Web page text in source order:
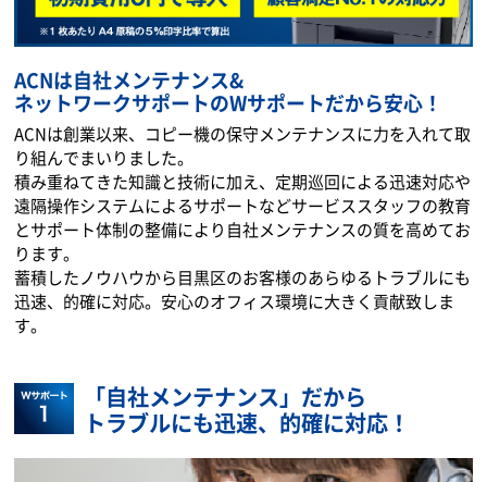
ACNは自社メンテナンス&
ネットワークサポートのWサポートだから安心！
ACNは創業以来、コピー機の保守メンテナンスに力を入れて取
り組んでまいりました。
積み重ねてきた知識と技術に加え、定期巡回による迅速対応や
遠隔操作システムによるサポートなどサービススタッフの教育
とサポート体制の整備により自社メンテナンスの質を高めてお
ります。
蓄積したノウハウから目黒区のお客様のあらゆるトラブルにも
迅速、的確に対応。安心のオフィス環境に大きく貢献致しま
す。
「自社メンテナンス」だから
トラブルにも迅速、的確に対応！